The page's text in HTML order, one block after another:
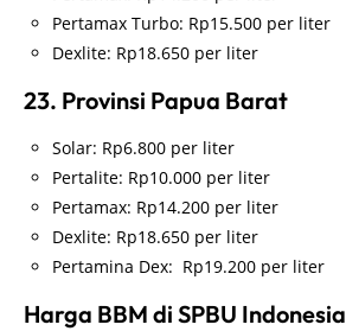
Pertamax Turbo: Rp15.500 per liter
Dexlite: Rp18.650 per liter
23. Provinsi Papua Barat
Solar: Rp6.800 per liter
Pertalite: Rp10.000 per liter
Pertamax: Rp14.200 per liter
Dexlite: Rp18.650 per liter
Pertamina Dex: Rp19.200 per liter
Harga BBM di SPBU Indonesia